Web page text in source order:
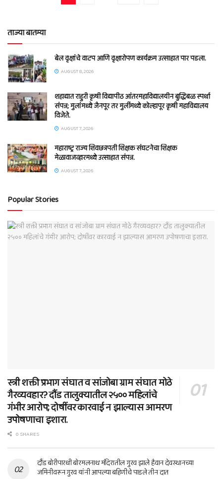
ताज्या बातम्या
बेल वृक्षांचे वाटप आणि वृक्षारोपण कार्यक्रम उत्साहात पार पडला.
AUGUST 8, 2026
शहाद्यात राहुरी कृषी विद्यापीठ आंतरमहाविद्यालयीन बुद्धिबळ स्पर्धा
संपन्न; मुलांमध्ये जैनपूर तर मुलींमध्ये कोल्हापूर कृषी महाविद्यालय
विजेते.
AUGUST 7, 2026
महाराष्ट्र राज्य शिवछत्रपती शिक्षक संघटनेचा शिक्षक
मेळावाजव्हारमध्ये उत्साहात संपन्न.
AUGUST 7, 2026
Popular Stories
स्त्री शक्ती प्रभाग संघात व सांजोबा ग्राम संघात मोठे
गैरव्यवहार? दौंड तालुक्यातील २५०० महिलांचे
गंभीर आरोप; दोषींवर कारवाई न झाल्यास आमरण
उपोषणाचा इशारा.
0 SHARES
दौंड बोरीपारधी बोरमलनाथ मंदिरातील गुरव झाले हैवान देवस्थानच्या
जमिनीवरून गुरव यांनी आपल्या बहिणीचे पाडले तीन दात